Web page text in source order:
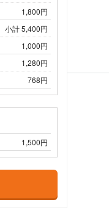
1,800円
小計 5,400円
1,000円
1,280円
768円
1,500円